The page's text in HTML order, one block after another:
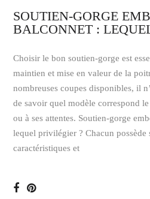
SOUTIEN-GORGE
BALCONNET :
Choisir le bon soutien-gorge est
maintien et mise en valeur de la
nombreuses coupes disponibles, il
de savoir quel modèle correspond
ou à ses attentes. Soutien-gorge
lequel privilégier ? Chacun possède
caractéristiques et